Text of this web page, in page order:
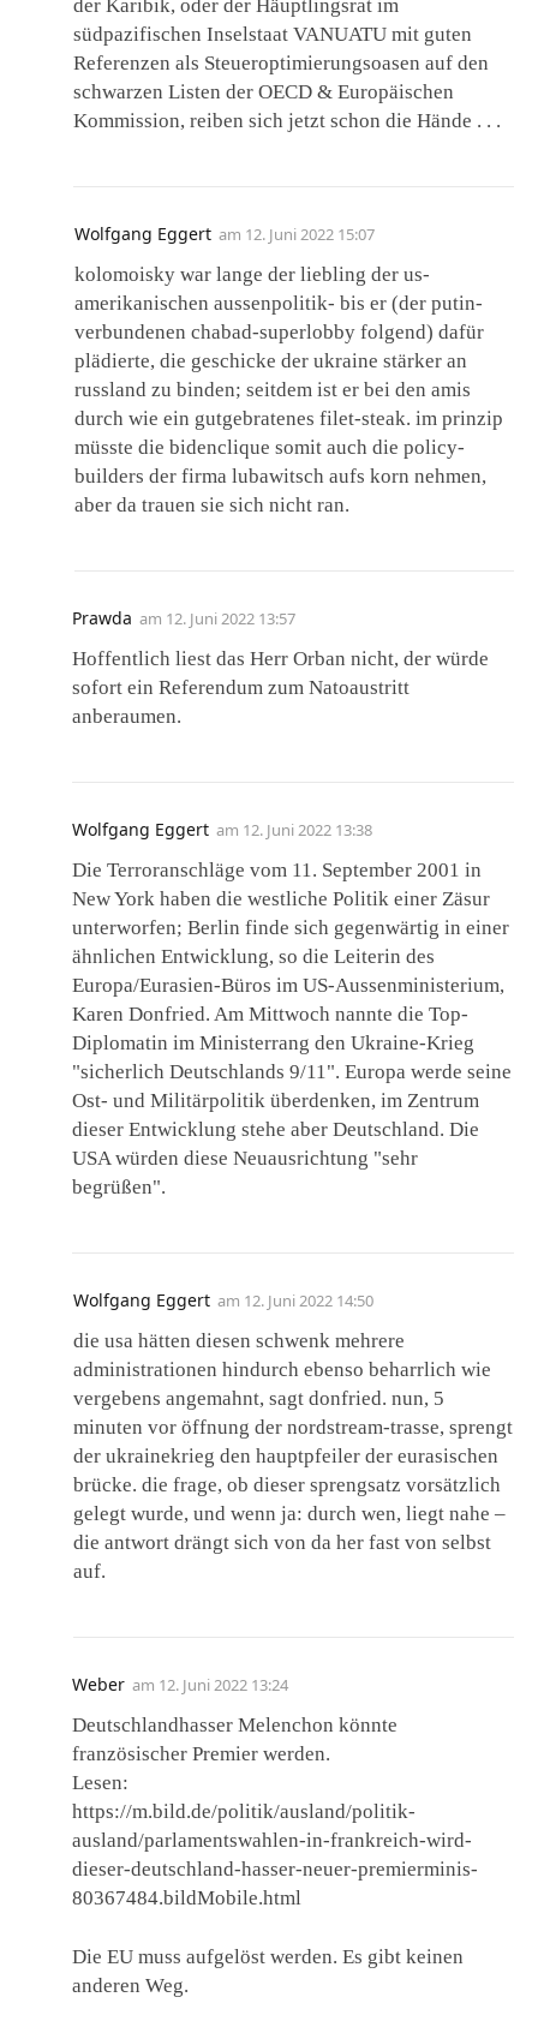
der Karibik, oder der Häuptlingsrat im
südpazifischen Inselstaat VANUATU mit guten
Referenzen als Steueroptimierungsoasen auf den
schwarzen Listen der OECD & Europäischen
Kommission, reiben sich jetzt schon die Hände . . .
Wolfgang Eggert am 12. Juni 2022 15:07
kolomoisky war lange der liebling der us-
amerikanischen aussenpolitik- bis er (der putin-
verbundenen chabad-superlobby folgend) dafür
plädierte, die geschicke der ukraine stärker an
russland zu binden; seitdem ist er bei den amis
durch wie ein gutgebratenes filet-steak. im prinzip
müsste die bidenclique somit auch die policy-
builders der firma lubawitsch aufs korn nehmen,
aber da trauen sie sich nicht ran.
Prawda am 12. Juni 2022 13:57
Hoffentlich liest das Herr Orban nicht, der würde
sofort ein Referendum zum Natoaustritt
anberaumen.
Wolfgang Eggert am 12. Juni 2022 13:38
Die Terroranschläge vom 11. September 2001 in
New York haben die westliche Politik einer Zäsur
unterworfen; Berlin finde sich gegenwärtig in einer
ähnlichen Entwicklung, so die Leiterin des
Europa/Eurasien-Büros im US-Aussenministerium,
Karen Donfried. Am Mittwoch nannte die Top-
Diplomatin im Ministerrang den Ukraine-Krieg
"sicherlich Deutschlands 9/11". Europa werde seine
Ost- und Militärpolitik überdenken, im Zentrum
dieser Entwicklung stehe aber Deutschland. Die
USA würden diese Neuausrichtung "sehr
begrüßen".
Wolfgang Eggert am 12. Juni 2022 14:50
die usa hätten diesen schwenk mehrere
administrationen hindurch ebenso beharrlich wie
vergebens angemahnt, sagt donfried. nun, 5
minuten vor öffnung der nordstream-trasse, sprengt
der ukrainekrieg den hauptpfeiler der eurasischen
brücke. die frage, ob dieser sprengsatz vorsätzlich
gelegt wurde, und wenn ja: durch wen, liegt nahe –
die antwort drängt sich von da her fast von selbst
auf.
Weber am 12. Juni 2022 13:24
Deutschlandhasser Melenchon könnte
französischer Premier werden.
Lesen:
https://m.bild.de/politik/ausland/politik-
ausland/parlamentswahlen-in-frankreich-wird-
dieser-deutschland-hasser-neuer-premierminis-
80367484.bildMobile.html
Die EU muss aufgelöst werden. Es gibt keinen
anderen Weg.